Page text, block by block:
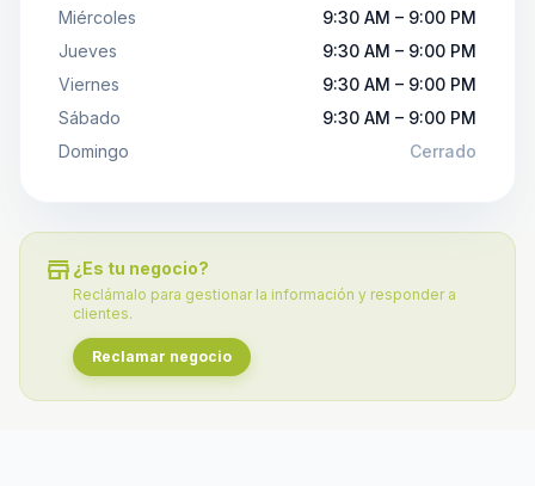
Miércoles
9:30 AM – 9:00 PM
Jueves
9:30 AM – 9:00 PM
Viernes
9:30 AM – 9:00 PM
Sábado
9:30 AM – 9:00 PM
Domingo
Cerrado
store ¿Es tu negocio?
Reclámalo para gestionar la información y responder a
clientes.
Reclamar negocio